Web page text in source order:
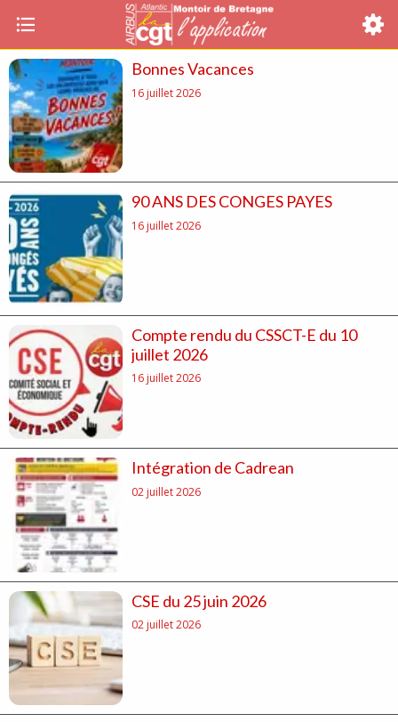
Bonnes Vacances
16 juillet 2026
90 ANS DES CONGES PAYES
16 juillet 2026
Compte rendu du CSSCT-E du 10
juillet 2026
16 juillet 2026
Intégration de Cadrean
02 juillet 2026
CSE du 25 juin 2026
02 juillet 2026